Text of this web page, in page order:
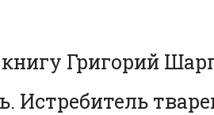
Григорий
Истребитель